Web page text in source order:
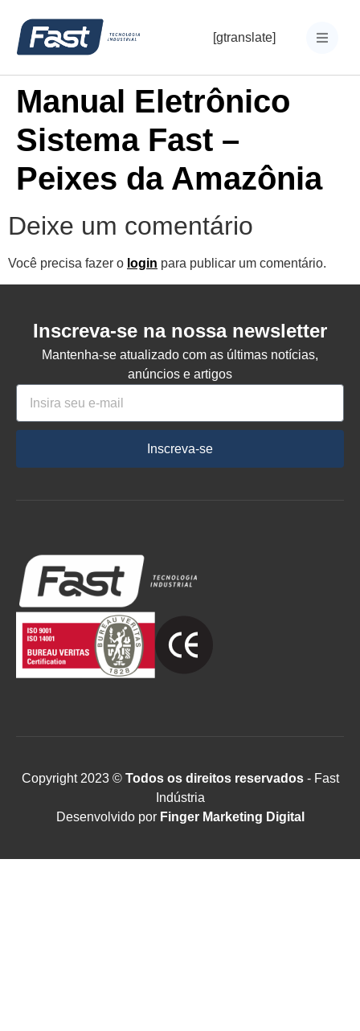
[gtranslate]
Manual Eletrônico
Sistema Fast –
Peixes da Amazônia
Deixe um comentário
Você precisa fazer o login para publicar um comentário.
Inscreva-se na nossa newsletter
Mantenha-se atualizado com as últimas notícias,
anúncios e artigos
Inscreva-se
Copyright 2023 ©Todos os direitos reservados- Fast
Indústria
Desenvolvido por Finger Marketing Digital